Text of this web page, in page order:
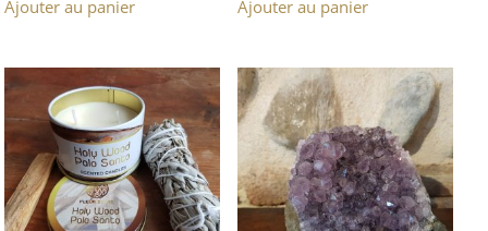
Ajouter au panier Ajouter au panier